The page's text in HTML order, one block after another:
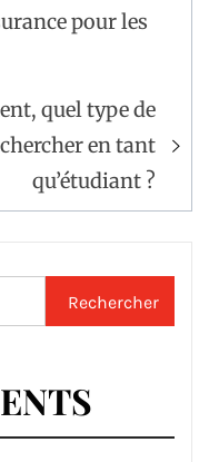
pour les
quel type de
en tant
qu’étudiant ?